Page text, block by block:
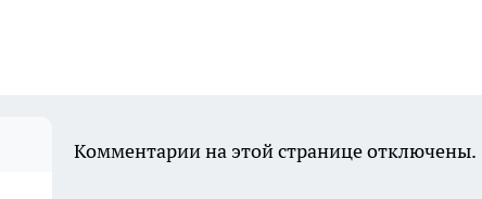
Комментарии на этой странице отключены.